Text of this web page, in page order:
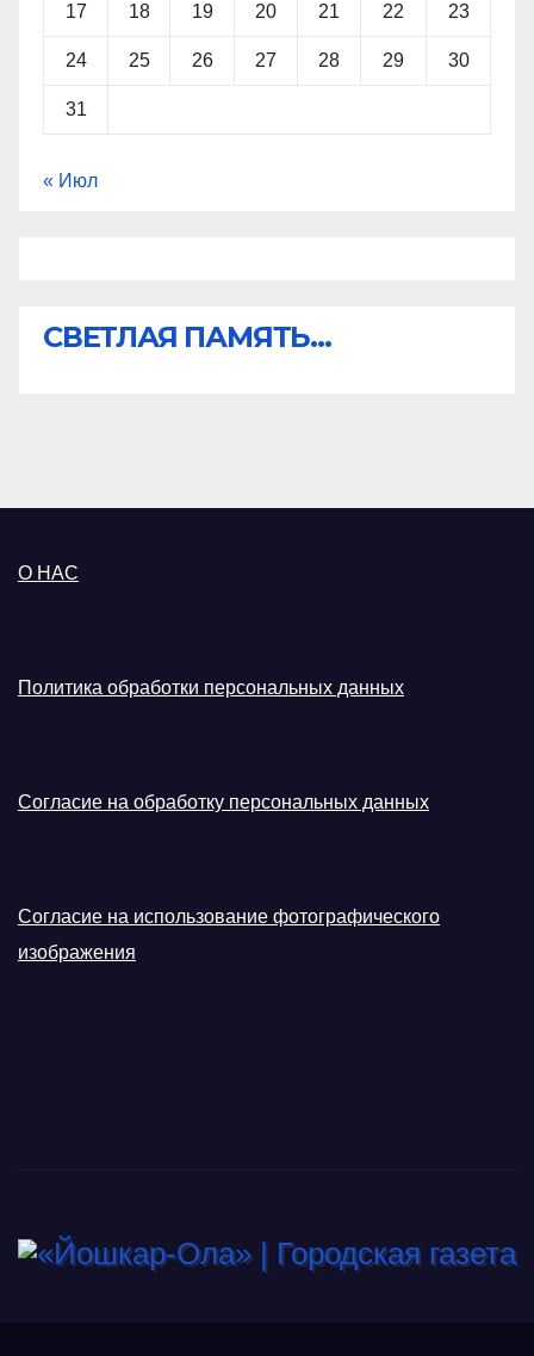
17 18 19 20 21 22 23
24 25 26 27 28 29 30
31
« Июл
СВЕТЛАЯ ПАМЯТЬ...
О НАС
Политика обработки персональных данных
Согласие на обработку персональных данных
Согласие на использование фотографического
изображения